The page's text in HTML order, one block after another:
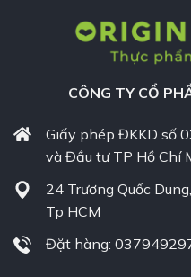
CÔNG TY CỔ
Giấy phép ĐKKD số
và Đầu tư TP Hồ Chí
24 Trương Quốc
Tp HCM
Đặt hàng: